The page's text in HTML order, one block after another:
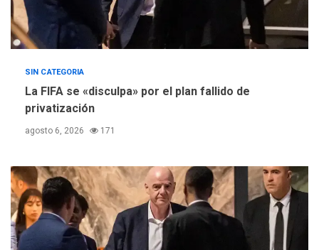
SIN CATEGORIA
La FIFA se «disculpa» por el plan fallido de
privatización
agosto 6, 2026 171